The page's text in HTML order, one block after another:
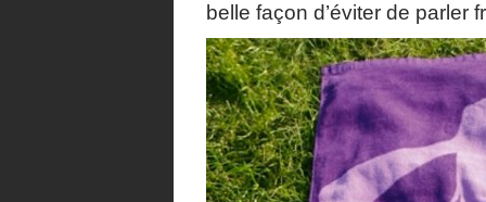
belle façon d’éviter de parler